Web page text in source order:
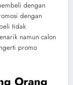
dengan
dengan
tidak
namun calon
promo
Orang